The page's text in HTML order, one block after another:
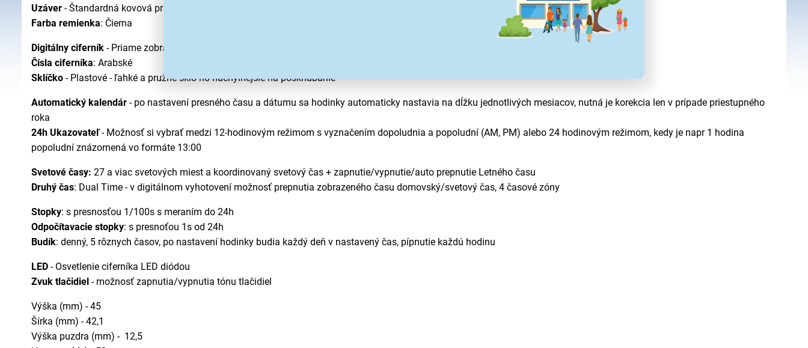
Uzáver - Štandardná kovová pracka, zapínanie na dierky v remienku
Farba remienka: Čierna
Digitálny ciferník - Priame zobrazenie času pomocou digitálneho displeja
Čísla ciferníka: Arabské
Sklíčko - Plastové - ľahké a pružné sklo no náchylnejšie na poškriabanie
Automatický kalendár - po nastavení presného času a dátumu sa hodinky automaticky nastavia na dĺžku jednotlivých mesiacov, nutná je korekcia len v prípade priestupného
roka
24h Ukazovateľ- Možnosť si vybrať medzi 12-hodinovým režimom s vyznačením dopoludnia a popoludní (AM, PM) alebo 24 hodinovým režimom, kedy je napr 1 hodina
popoludní znázornená vo formáte 13:00
Svetové časy: 27 a viac svetových miest a koordinovaný svetový čas + zapnutie/vypnutie/auto prepnutie Letného času
Druhý čas: Dual Time - v digitálnom vyhotovení možnosť prepnutia zobrazeného času domovský/svetový čas, 4 časové zóny
Stopky: s presnosťou 1/100s s meraním do 24h
Odpočítavacie stopky: s presnoťou 1s od 24h
Budík: denný, 5 rôznych časov, po nastavení hodinky budia každý deň v nastavený čas, pípnutie každú hodinu
LED - Osvetlenie ciferníka LED diódou
Zvuk tlačidiel - možnosť zapnutia/vypnutia tónu tlačidiel
Výška (mm) - 45
Šírka (mm) - 42,1
Výška puzdra (mm) - 12,5